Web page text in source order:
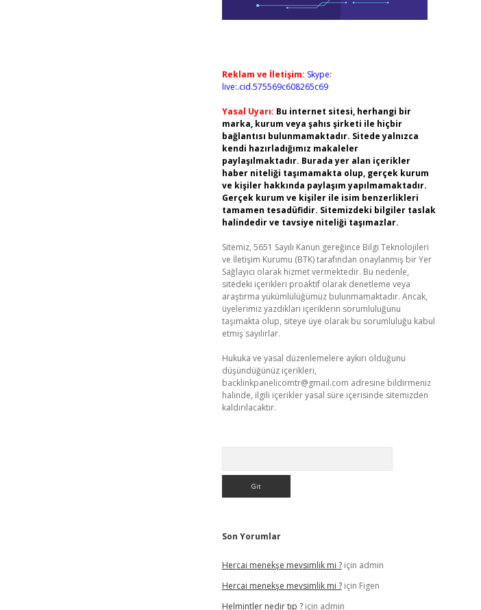
Reklam ve İletişim: Skype:
live:.cid.575569c608265c69
Yasal Uyarı: Bu internet sitesi, herhangi bir
marka, kurum veya şahıs şirketi ile hiçbir
bağlantısı bulunmamaktadır. Sitede yalnızca
kendi hazırladığımız makaleler
paylaşılmaktadır. Burada yer alan içerikler
haber niteliği taşımamakta olup, gerçek kurum
ve kişiler hakkında paylaşım yapılmamaktadır.
Gerçek kurum ve kişiler ile isim benzerlikleri
tamamen tesadüfidir. Sitemizdeki bilgiler taslak
halindedir ve tavsiye niteliği taşımazlar.
Sitemiz, 5651 Sayılı Kanun gereğince Bilgi Teknolojileri
ve İletişim Kurumu (BTK) tarafından onaylanmış bir Yer
Sağlayıcı olarak hizmet vermektedir. Bu nedenle,
sitedeki içerikleri proaktif olarak denetleme veya
araştırma yükümlülüğümüz bulunmamaktadır. Ancak,
üyelerimiz yazdıkları içeriklerin sorumluluğunu
taşımakta olup, siteye üye olarak bu sorumluluğu kabul
etmiş sayılırlar.
Hukuka ve yasal düzenlemelere aykırı olduğunu
düşündüğünüz içerikleri,
backlinkpanelicomtr@gmail.com adresine bildirmeniz
halinde, ilgili içerikler yasal süre içerisinde sitemizden
kaldırılacaktır.
Son Yorumlar
Hercai menekşe mevsimlik mi ?için admin
Hercai menekşe mevsimlik mi ?için Figen
Helmintler nedir tıp ?için admin